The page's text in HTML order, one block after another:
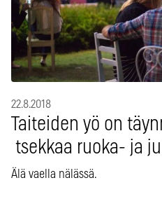
22.8.2018
Taiteiden yö on
tsekkaa ruoka- ja
Älä vaella nälässä.